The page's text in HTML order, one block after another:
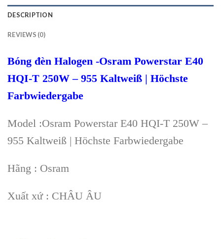
DESCRIPTION
REVIEWS (0)
Bóng đèn Halogen -Osram Powerstar E40
HQI-T 250W – 955 Kaltweiß | Höchste
Farbwiedergabe
Model :Osram Powerstar E40 HQI-T 250W –
955 Kaltweiß | Höchste Farbwiedergabe
Hãng : Osram
Xuất xứ : CHÂU ÂU